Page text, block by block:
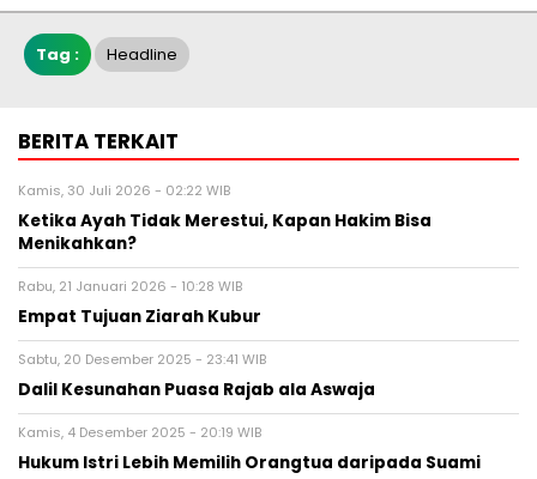
Tag : Headline
BERITA TERKAIT
Kamis, 30 Juli 2026 - 02:22 WIB
Ketika Ayah Tidak Merestui, Kapan Hakim Bisa
Menikahkan?
Rabu, 21 Januari 2026 - 10:28 WIB
Empat Tujuan Ziarah Kubur
Sabtu, 20 Desember 2025 - 23:41 WIB
Dalil Kesunahan Puasa Rajab ala Aswaja
Kamis, 4 Desember 2025 - 20:19 WIB
Hukum Istri Lebih Memilih Orangtua daripada Suami